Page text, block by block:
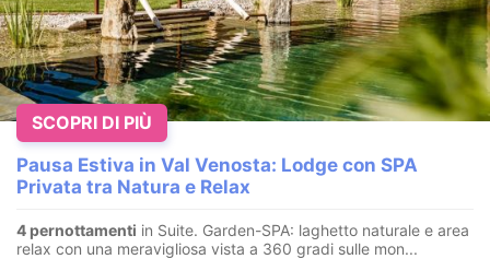
Pausa Estiva in Val Venosta: Lodge con SPA
Privata tra Natura e Relax
4 pernottamenti in Suite. Garden-SPA: laghetto naturale e area
relax con una meravigliosa vista a 360 gradi sulle mon...
SCOPRI DI PIÙ